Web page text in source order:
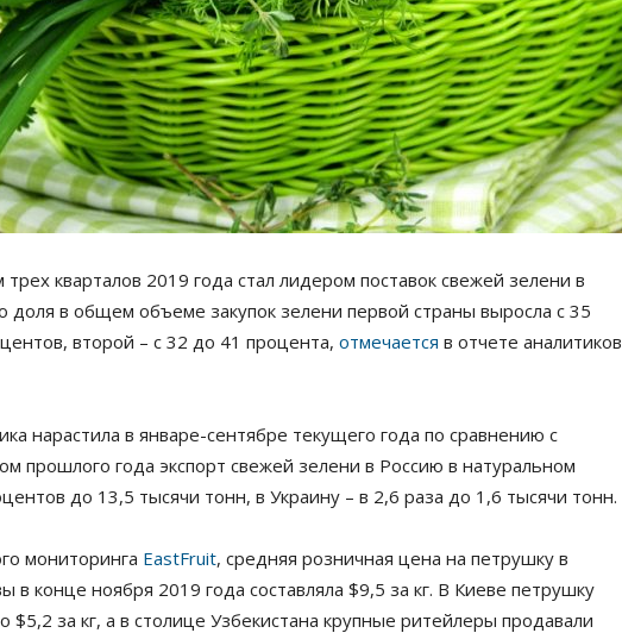
трех кварталов 2019 года стал лидером поставок свежей зелени в
доля в общем объеме закупок зелени первой страны выросла с 35
второй – с 32 до 41 процента, отмечается в отчете аналитиков
нарастила в январе-сентябре текущего года по сравнению с
прошлого года экспорт свежей зелени в Россию в натуральном
до 13,5 тысячи тонн, в Украину – в 2,6 раза до 1,6 тысячи тонн.
мониторинга EastFruit, средняя розничная цена на петрушку в
в конце ноября 2019 года составляла $9,5 за кг. В Киеве петрушку
$5,2 за кг, а в столице Узбекистана крупные ритейлеры продавали